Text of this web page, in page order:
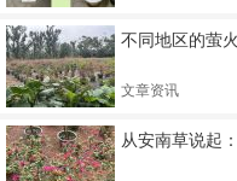
不同地区的萤
文章资讯
从安南草说起